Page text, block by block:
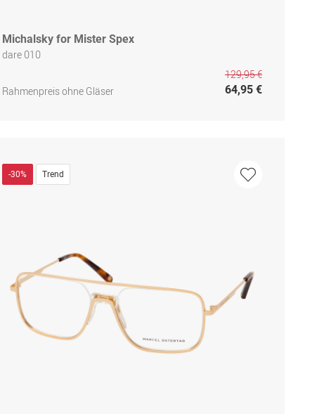
Michalsky for Mister Spex
dare 010
Rahmenpreis ohne Gläser
129,95 €
64,95 €
-30% Trend